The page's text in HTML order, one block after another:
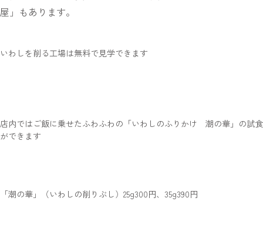
屋」もあります。
いわしを削る工場は無料で見学できます
店内ではご飯に乗せたふわふわの「いわしのふりかけ 潮の華」の試食
ができます
「潮の華」（いわしの削りぶし）25g300円、35g390円